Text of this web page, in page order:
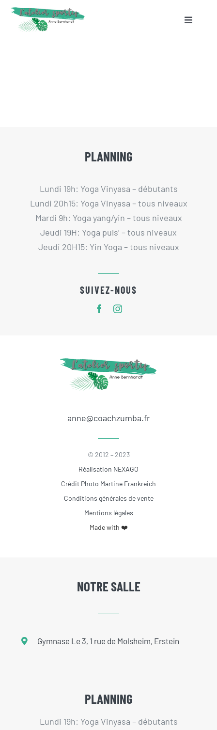
Passer
Toggle
CONTACT
CONNEXION
PLANNING
Lundi 19h: Yoga Vinyasa – débutants
Lundi 20h15: Yoga Vinyasa – tous niveaux
Mardi 9h: Yoga yang/yin – tous niveaux
Jeudi 19H: Yoga puls’ – tous niveaux
Jeudi 20H15: Yin Yoga – tous niveaux
SUIVEZ-NOUS
anne@coachzumba.fr
© 2012 – 2023
Réalisation NEXAGO
Crédit Photo Martine Frankreich
Conditions générales de vente
Mentions légales
Made with ❤️
NOTRE SALLE
Gymnase Le 3, 1 rue de Molsheim, Erstein
PLANNING
Lundi 19h: Yoga Vinyasa – débutants